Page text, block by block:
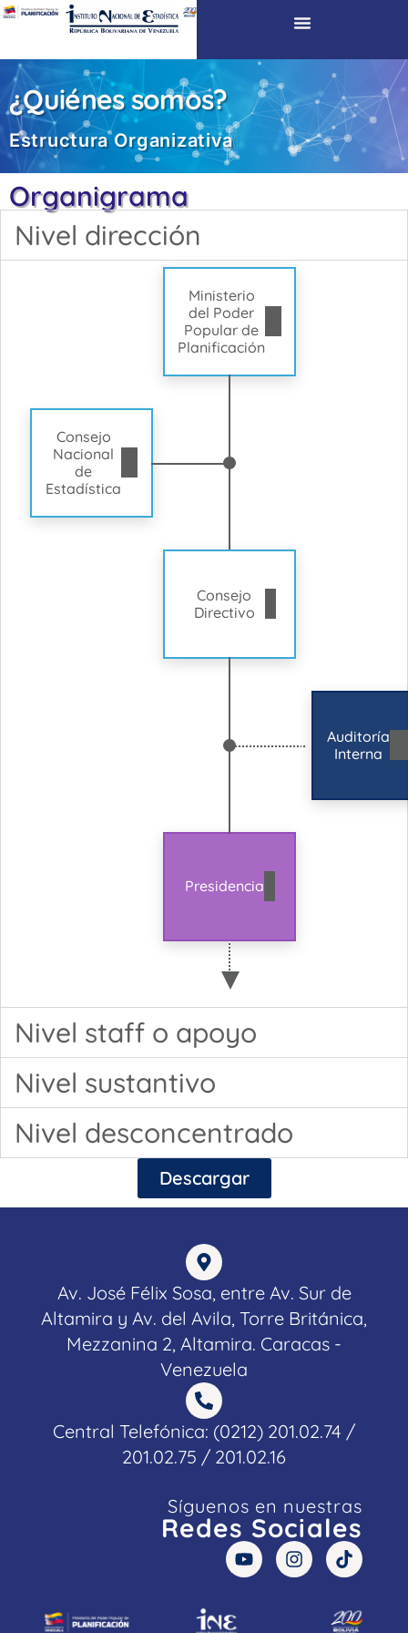
¿Quiénes somos?
Estructura Organizativa​
Organigrama
Nivel dirección
Ministerio
del Poder
Popular de
Planificación
Consejo
Nacional
de
Estadística
Consejo
Directivo
Auditoría
Interna
Presidencia
Nivel staff o apoyo
Nivel sustantivo
Nivel desconcentrado
Descargar
Av. José Félix Sosa, entre Av. Sur de
Altamira y Av. del Avila, Torre Británica,
Mezzanina 2, Altamira. Caracas -
Venezuela
Central Telefónica: (0212) 201.02.74 /
201.02.75 / 201.02.16
Síguenos en nuestras
Redes Sociales